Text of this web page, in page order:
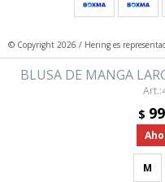
BLUSA DE MANGA
$
M
© Copyright 2026 / Hering es